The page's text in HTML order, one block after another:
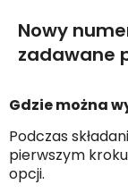
Nowy
zadawane
Gdzie można
Podczas
pierwszym
opcji.